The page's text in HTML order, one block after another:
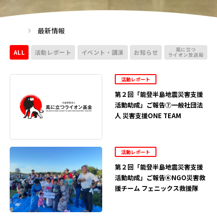
最新情報
ALL 活動レポート イベント・講演 お知らせ 風に立つ
ライオン放送局
活動レポート
第２回「能登半島地震災害支援
活動助成」ご報告⑦一般社団法
人 災害支援ONE TEAM
活動レポート
第２回「能登半島地震災害支援
活動助成」ご報告⑥NGO災害救
援チーム フェニックス救援隊